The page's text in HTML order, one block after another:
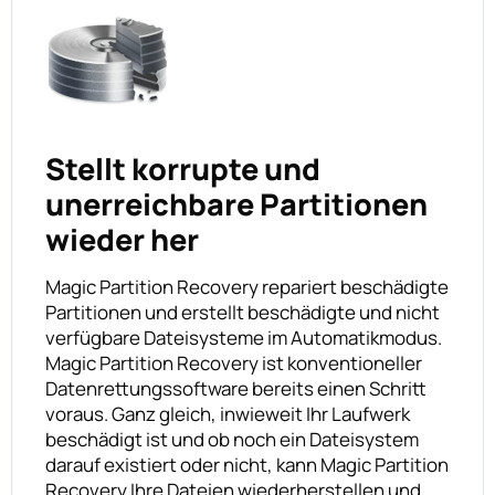
Stellt korrupte und
unerreichbare Partitionen
wieder her
Magic Partition Recovery repariert beschädigte
Partitionen und erstellt beschädigte und nicht
verfügbare Dateisysteme im Automatikmodus.
Magic Partition Recovery ist konventioneller
Datenrettungssoftware bereits einen Schritt
voraus. Ganz gleich, inwieweit Ihr Laufwerk
beschädigt ist und ob noch ein Dateisystem
darauf existiert oder nicht, kann Magic Partition